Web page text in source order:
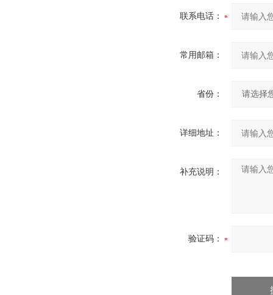
联系电话：
常用邮箱：
省份：
详细地址：
补充说明：
验证码：